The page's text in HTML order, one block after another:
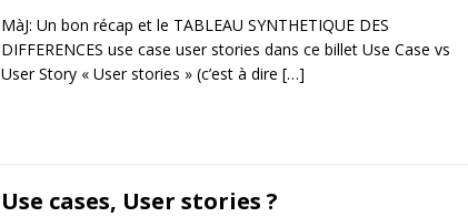
MàJ: Un bon récap et le TABLEAU SYNTHETIQUE DES
DIFFERENCES use case user stories dans ce billet Use Case vs
User Story « User stories » (c’est à dire […]
Use cases, User stories ?